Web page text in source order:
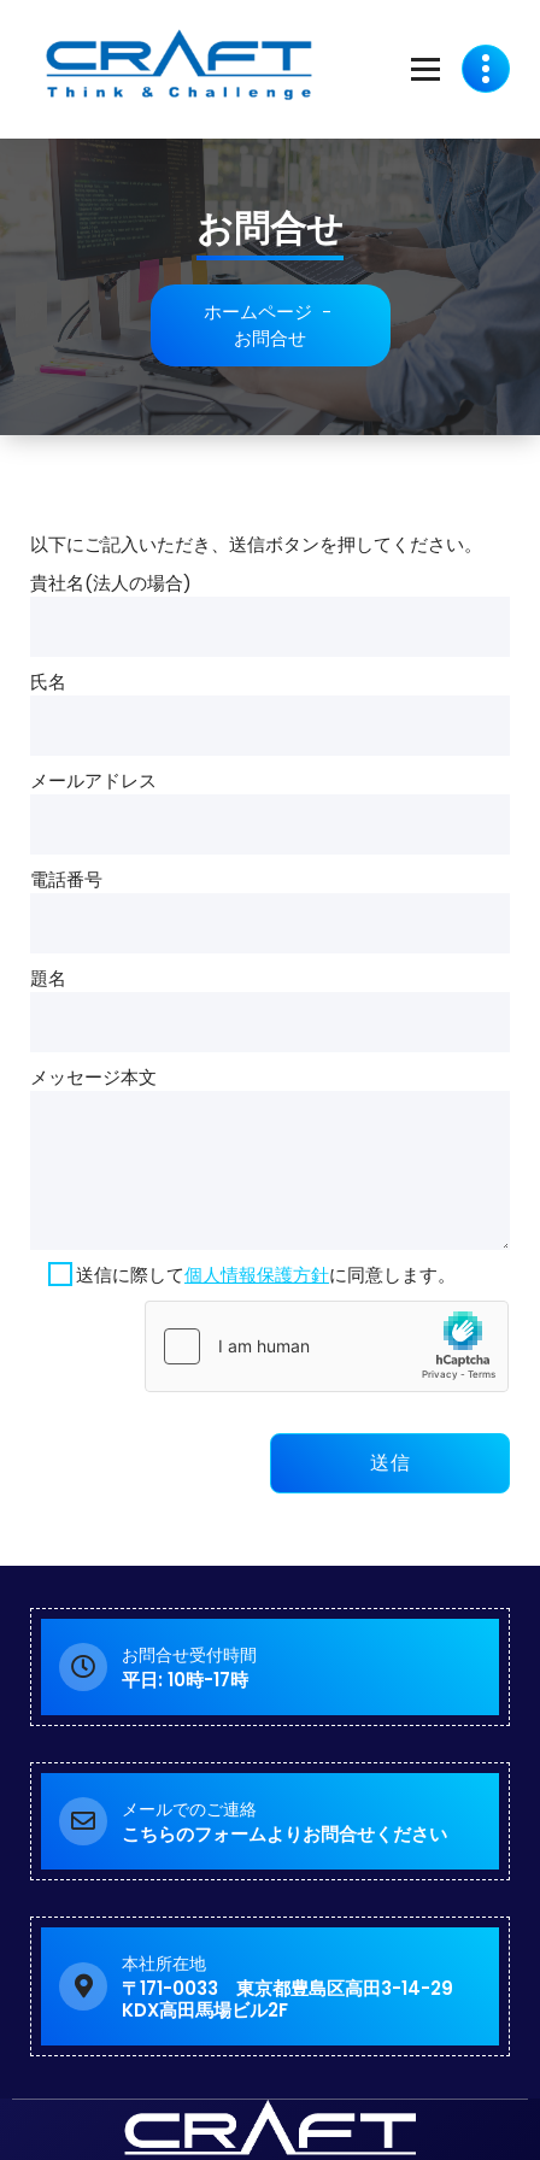
へ
キ
ッ
お問合せ
ホームページ -
お問合せ
以下にご記入いただき、送信ボタンを押してください。
貴社名(法人の場合)
氏名
メールアドレス
電話番号
題名
メッセージ本文
送信に際して個人情報保護方針に同意します。
お問合せ受付時間
平日: 10時-17時
メールでのご連絡
こちらのフォームよりお問合せください
本社所在地
〒171-0033 東京都豊島区高田3-14-29
KDX高田馬場ビル2F